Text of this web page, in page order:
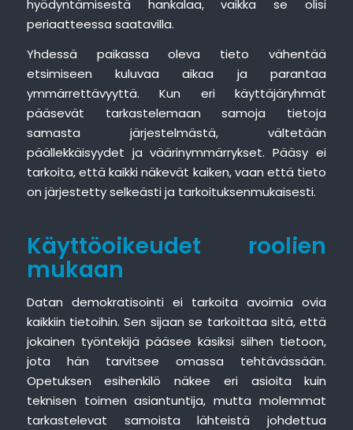
hyödyntämisestä hankalaa, vaikka se olisi
periaatteessa saatavilla.
Yhdessä paikassa oleva tieto vähentää
etsimiseen kuluvaa aikaa ja parantaa
ymmärrettävyyttä. Kun eri käyttäjäryhmät
pääsevät tarkastelemaan samoja tietoja
samasta järjestelmästä, vältetään
päällekkäisyydet ja väärinymmärrykset. Pääsy ei
tarkoita, että kaikki näkevät kaiken, vaan että tieto
on järjestetty selkeästi ja tarkoituksenmukaisesti.
Käyttöoikeudet roolien
mukaan
Datan demokratisointi ei tarkoita avoimia ovia
kaikkiin tietoihin. Sen sijaan se tarkoittaa sitä, että
jokainen työntekijä pääsee käsiksi siihen tietoon,
jota hän tarvitsee omassa tehtävässään.
Opetuksen esihenkilö näkee eri asioita kuin
teknisen toimen asiantuntija, mutta molemmat
tarkastelevat samoista lähteistä johdettua